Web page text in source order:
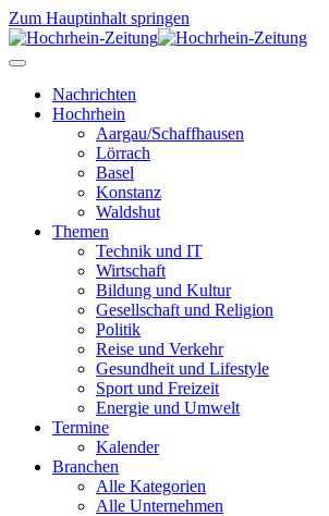
Zum Hauptinhalt springen
Nachrichten
Hochrhein
Aargau/Schaffhausen
Lörrach
Basel
Konstanz
Waldshut
Themen
Technik und IT
Wirtschaft
Bildung und Kultur
Gesellschaft und Religion
Politik
Reise und Verkehr
Gesundheit und Lifestyle
Sport und Freizeit
Energie und Umwelt
Termine
Kalender
Branchen
Alle Kategorien
Alle Unternehmen